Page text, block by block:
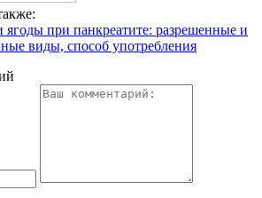
при панкреатите: разрешенные и
виды, способ употребления